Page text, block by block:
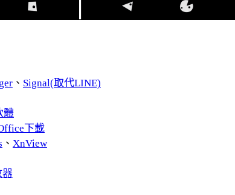
、 Signal(取代LINE)
體
下載
、 XnView
器